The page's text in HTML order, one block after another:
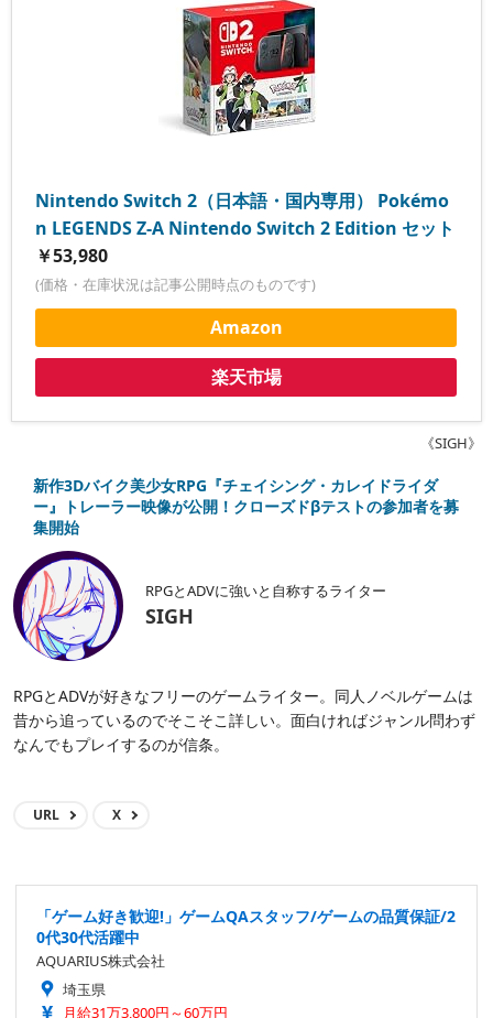
Nintendo Switch 2（日本語・国内専用） Pokémo
n LEGENDS Z-A Nintendo Switch 2 Edition セット
￥53,980
(価格・在庫状況は記事公開時点のものです)
Amazon
楽天市場
《SIGH》
新作3Dバイク美少女RPG『チェイシング・カレイドライダ
ー』トレーラー映像が公開！クローズドβテストの参加者を募
集開始
RPGとADVに強いと自称するライター
SIGH
RPGとADVが好きなフリーのゲームライター。同人ノベルゲームは
昔から追っているのでそこそこ詳しい。面白ければジャンル問わず
なんでもプレイするのが信条。
URL X
「ゲーム好き歓迎!」ゲームQAスタッフ/ゲームの品質保証/2
0代30代活躍中
AQUARIUS株式会社
埼玉県
月給31万3,800円～60万円